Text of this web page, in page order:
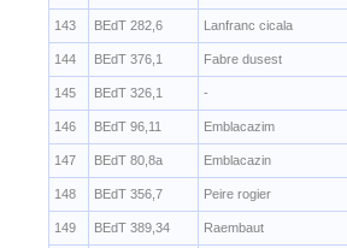
143 BEdT 282,6 Lanfranc cicala
144 BEdT 376,1 Fabre dusest
145 BEdT 326,1 -
146 BEdT 96,11 Emblacazim
147 BEdT 80,8a Emblacazin
148 BEdT 356,7 Peire rogier
149 BEdT 389,34 Raembaut